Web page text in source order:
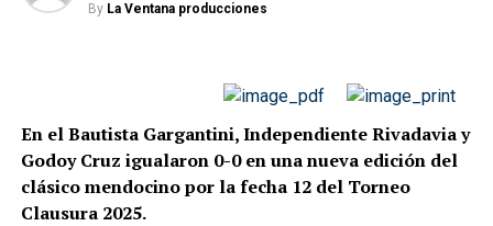
By La Ventana producciones
En el Bautista Gargantini, Independiente Rivadavia y
Godoy Cruz igualaron 0-0 en una nueva edición del
clásico mendocino por la fecha 12 del Torneo
Clausura 2025.